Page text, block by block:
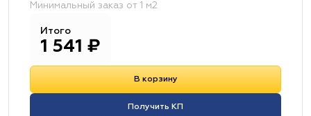
Минимальный заказ от 1 м2
Итого
1 541 ₽
В корзину
Получить КП